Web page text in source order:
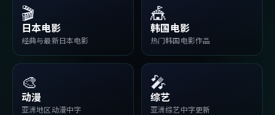
🎬
日本电影
经典与最新日本电影
🎪
韩国电影
热门韩国电影作品
🎨
动漫
亚洲地区动漫中字
🎤
综艺
亚洲综艺中字更新